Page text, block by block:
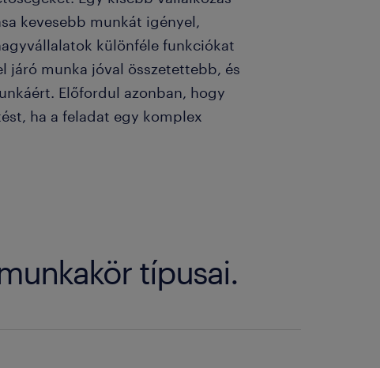
kevesebb munkát igényel,
különféle funkciókat
járó munka jóval összetettebb, és
Előfordul azonban, hogy
ha a feladat egy komplex
típusai.